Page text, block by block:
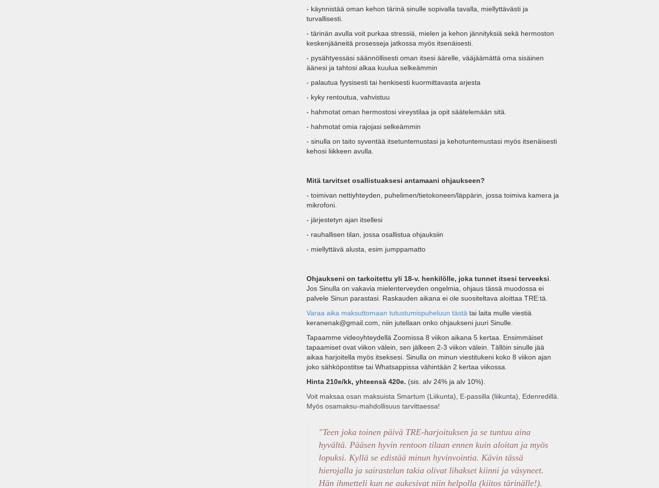
- käynnistää oman kehon tärinä sinulle sopivalla tavalla, miellyttävästi ja
turvallisesti.
- tärinän avulla voit purkaa stressiä, mielen ja kehon jännityksiä sekä hermoston
keskenjääneitä prosesseja jatkossa myös itsenäisesti.
- pysähtyessäsi säännöllisesti oman itsesi äärelle, vääjäämättä oma sisäinen
äänesi ja tahtosi alkaa kuulua selkeämmin
- palautua fyysisesti tai henkisesti kuormittavasta arjesta
- kyky rentoutua, vahvistuu
- hahmotat oman hermostosi vireystilaa ja opit säätelemään sitä.
- hahmotat omia rajojasi selkeämmin
- sinulla on taito syventää itsetuntemustasi ja kehotuntemustasi myös itsenäisesti
kehosi liikkeen avulla.
Mitä tarvitset osallistuaksesi antamaani ohjaukseen?
- toimivan nettiyhteyden, puhelimen/tietokoneen/läppärin, jossa toimiva kamera ja
mikrofoni.
- järjestetyn ajan itsellesi
- rauhallisen tilan, jossa osallistua ohjauksiin
- miellyttävä alusta, esim jumppamatto
Ohjaukseni on tarkoitettu yli 18-v. henkilölle, joka tunnet itsesi terveeksi
Jos Sinulla on vakavia mielenterveyden ongelmia, ohjaus tässä muodossa ei
palvele Sinun parastasi. Raskauden aikana ei ole suositeltava aloittaa TRE:tä.
Varaa aika maksuttomaan tutustumispuheluun tästä tai laita mulle viestiä
keranenak@gmail.com, niin jutellaan onko ohjaukseni juuri Sinulle.
Tapaamme videoyhteydellä Zoomissa 8 viikon aikana 5 kertaa. Ensimmäiset
tapaamiset ovat viikon välein, sen jälkeen 2-3 viikon välein. Tällöin sinulle jää
aikaa harjoitella myös itseksesi. Sinulla on minun viestitukeni koko 8 viikon ajan
joko sähköpostitse tai Whatsappissa vähintään 2 kertaa viikossa.
Hinta 210e/kk, yhteensä 420e. (sis. alv 24% ja alv 10%).
Voit maksaa osan maksuista Smartum (Liikunta), E-passilla (liikunta), Edenredillä.
Myös osamaksu-mahdollisuus tarvittaessa!
"Teen joka toinen päivä TRE-harjoituksen ja se tuntuu aina
hyvältä. Pääsen hyvin rentoon tilaan ennen kuin aloitan ja myös
lopuksi. Kyllä se edistää minun hyvinvointia. Kävin tässä
hierojalla ja sairastelun takia olivat lihakset kiinni ja väsyneet.
Hän ihmetteli kun ne aukesivat niin helpolla (kiitos tärinälle!).